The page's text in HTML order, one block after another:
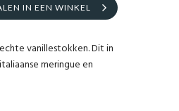
IN EEN WINKEL
vanillestokken. Dit in
meringue en